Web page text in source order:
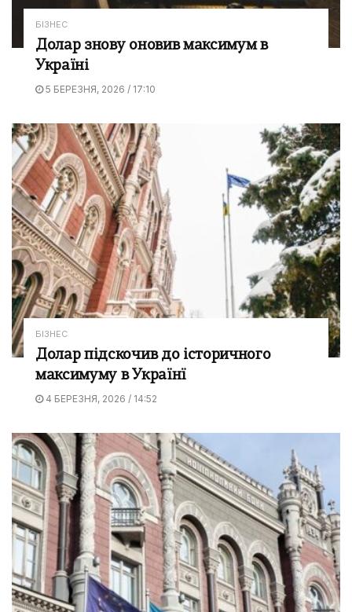
БІЗНЕС
Долар знову оновив максимум в
Україні
5 БЕРЕЗНЯ, 2026 / 17:10
БІЗНЕС
Долар підскочив до історичного
максимуму в Українї
4 БЕРЕЗНЯ, 2026 / 14:52